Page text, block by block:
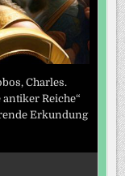
Charles.
Reiche“
Erkundung